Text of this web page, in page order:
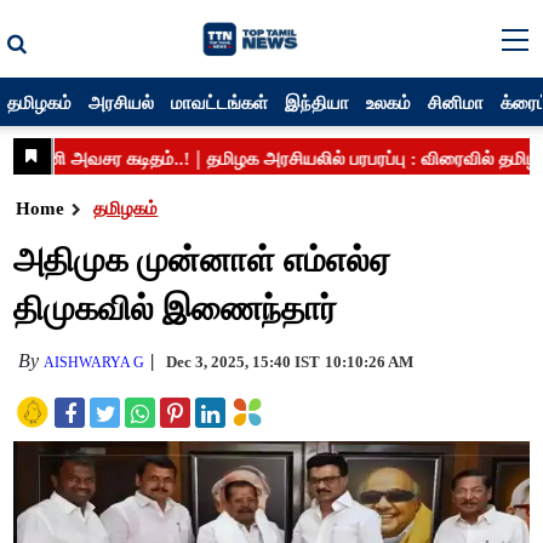
தமிழகம் அரசியல் மாவட்டங்கள் இந்தியா உலகம் சினிமா
Home தமிழகம்
அதிமுக முன்னாள் எம்எல்ஏ
திமுகவில் இணைந்தார்
By AISHWARYA G Dec 3, 2025, 15:40 IST 10:10:26 AM